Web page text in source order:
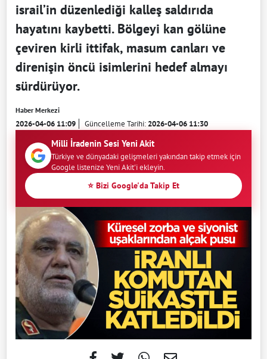
israil’in düzenlediği kalleş saldırıda
hayatını kaybetti. Bölgeyi kan gölüne
çeviren kirli ittifak, masum canları ve
direnişin öncü isimlerini hedef almayı
sürdürüyor.
Haber Merkezi
2026-04-06 11:09 Güncelleme Tarihi:2026-04-06 11:30
Milli İradenin Sesi Yeni Akit
Türkiye ve dünyadaki gelişmeleri yakından takip etmek için
Google listenize Yeni Akit'i ekleyin.
⭐ Bizi Google'da Takip Et